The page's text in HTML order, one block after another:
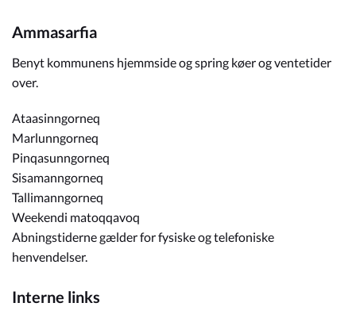
Ammasarfia
Benyt kommunens hjemmside og spring køer og ventetider
over.
Ataasinngorneq
Marlunngorneq
Pinqasunngorneq
Sisamanngorneq
Tallimanngorneq
Weekendi matoqqavoq
Abningstiderne gælder for fysiske og telefoniske
henvendelser.
Interne links